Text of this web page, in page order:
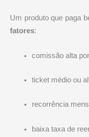
Um produto que paga
fatores:
comissão alta
ticket médio ou
recorrência
baixa taxa de